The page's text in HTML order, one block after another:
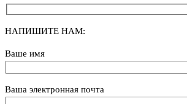
НАПИШИТЕ НАМ:
Ваше имя
Ваша электронная почта